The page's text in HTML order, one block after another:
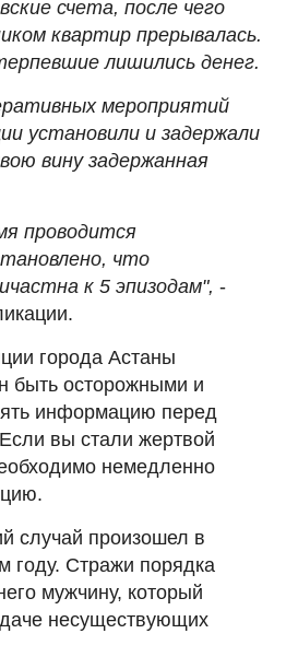
счета, после чего
квартир прерывалась.
лишились денег.
мероприятий
установили и задержали
вину задержанная
проводится
что
к 5 эпизодам", -
города Астаны
быть осторожными и
информацию перед
вы стали жертвой
немедленно
случай произошел в
году. Стражи порядка
мужчину, который
несуществующих